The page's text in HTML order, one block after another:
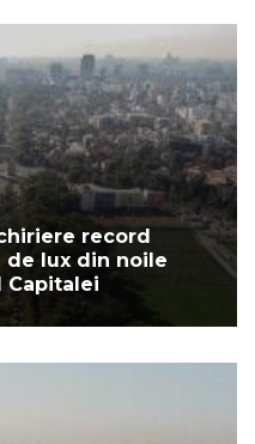
record
lux din noile
Capitalei